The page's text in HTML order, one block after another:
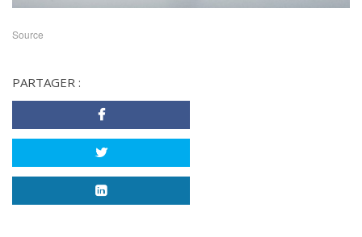
Source
PARTAGER :